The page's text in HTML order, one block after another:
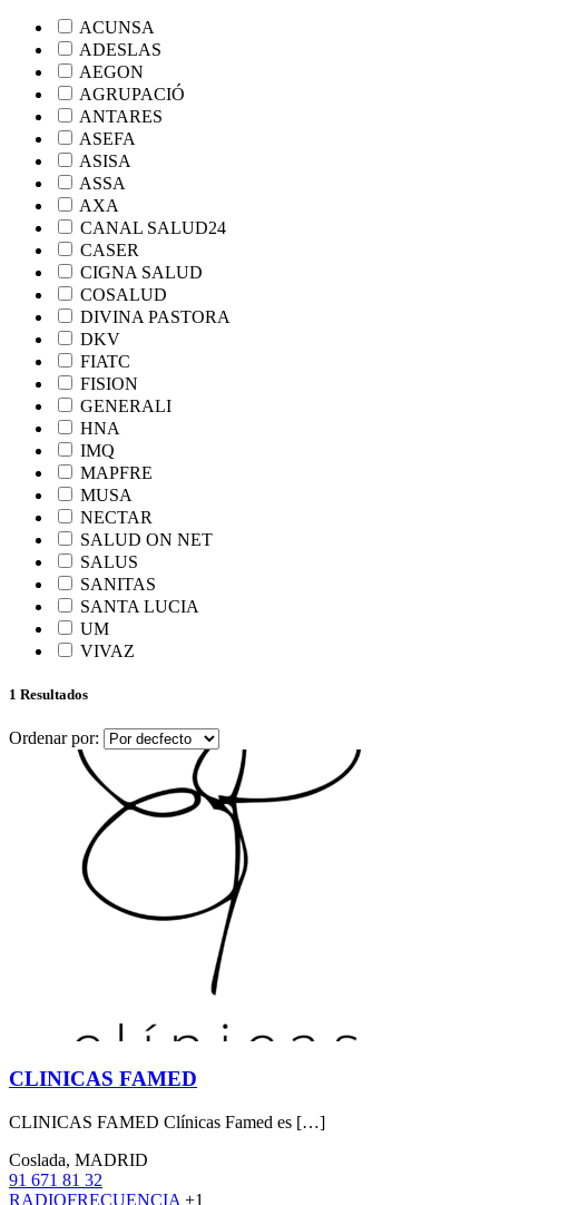
ACUNSA
ADESLAS
AEGON
AGRUPACIÓ
ANTARES
ASEFA
ASISA
ASSA
AXA
CANAL SALUD24
CASER
CIGNA SALUD
COSALUD
DIVINA PASTORA
DKV
FIATC
FISION
GENERALI
HNA
IMQ
MAPFRE
MUSA
NECTAR
SALUD ON NET
SALUS
SANITAS
SANTA LUCIA
UM
VIVAZ
1 Resultados
Ordenar por:
CLINICAS FAMED
CLINICAS FAMED Clínicas Famed es […]
Coslada, MADRID
91 671 81 32
RADIOFRECUENCIA +1